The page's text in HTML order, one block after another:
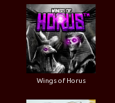
Wings of Horus